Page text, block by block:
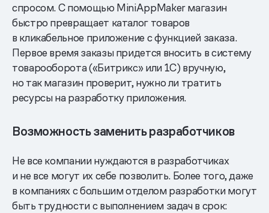
спросом. С помощью MiniAppMaker магазин
быстро превращает каталог товаров
в кликабельное приложение с функцией заказа.
Первое время заказы придется вносить в систему
товарооборота («Битрикс» или 1С) вручную,
но так магазин проверит, нужно ли тратить
ресурсы на разработку приложения.
Возможность заменить разработчиков
Не все компании нуждаются в разработчиках
и не все могут их себе позволить. Более того, даже
в компаниях с большим отделом разработки могут
быть трудности с выполнением задач в срок: